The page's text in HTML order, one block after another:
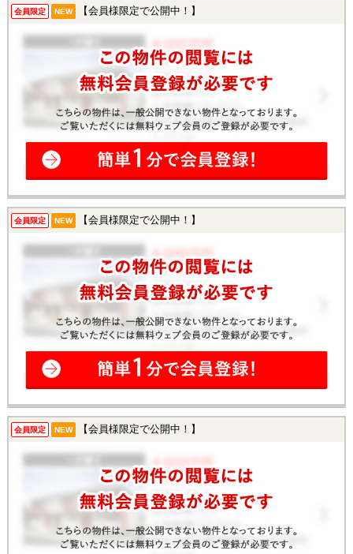
会員限定 NEW 【会員様限定で公開中！】
会員限定 NEW 【会員様限定で公開中！】
会員限定 NEW 【会員様限定で公開中！】